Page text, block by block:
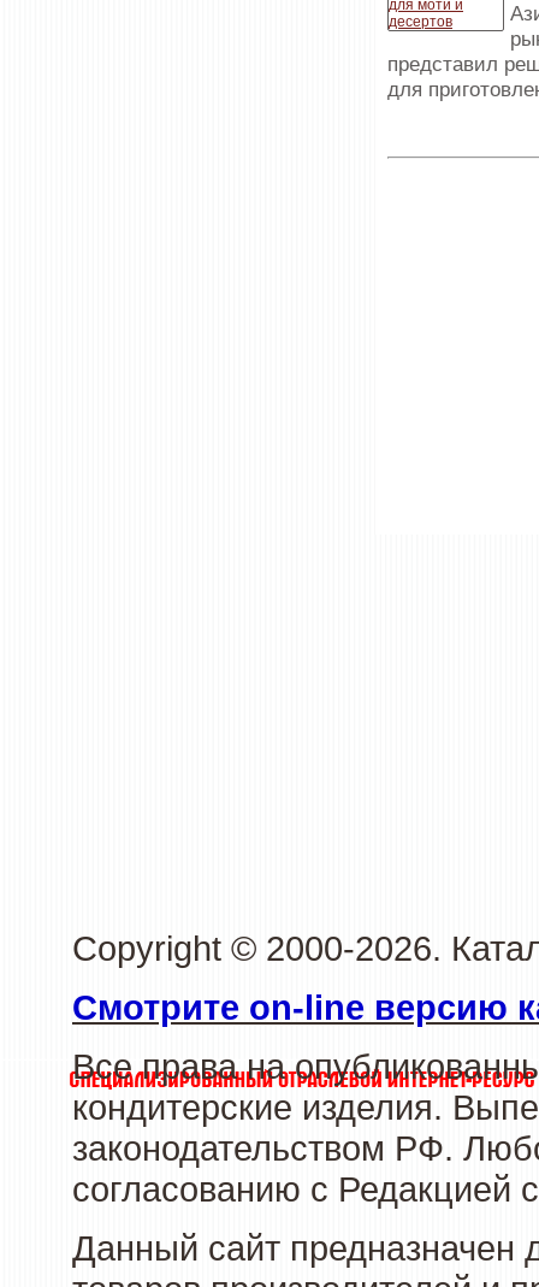
представил
для
Copyright © 2000-2026.
Смотрите on-line версию
Все права на
кондитерские изделия.
законодательством РФ.
согласованию с Редакцией
Данный сайт предназначен